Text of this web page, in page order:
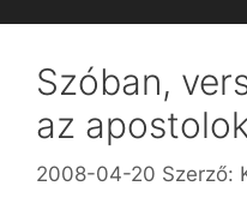
Szóban,
az
2008-04-20 Szerző: